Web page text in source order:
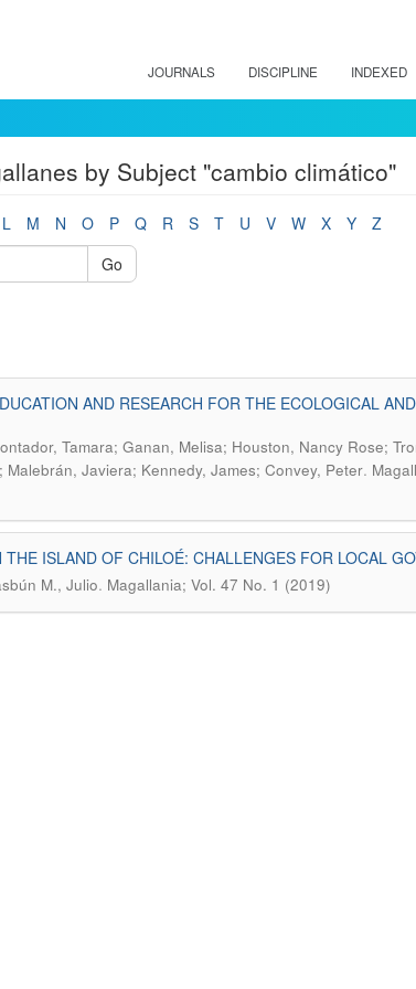
JOURNALS DISCIPLINE INDEXED
by Subject "cambio climático"
L M N O P Q R S T U V W X Y
Z
Go
AND RESEARCH FOR THE ECOLOGICAL
Tamara; Ganan, Melisa; Houston, Nancy Rose;
Javiera; Kennedy, James; Convey, Peter.
ISLAND OF CHILOÉ: CHALLENGES FOR LOCAL
M., Julio. Magallania; Vol. 47 No. 1 (2019)